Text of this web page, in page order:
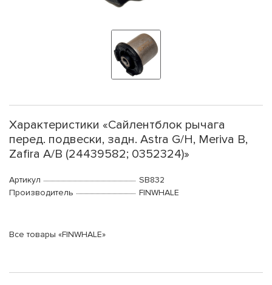
Характеристики «Сайлентблок рычага
перед. подвески, задн. Astra G/H, Meriva B,
Zafira A/B (24439582; 0352324)»
Артикул
SB832
Производитель
FINWHALE
Все товары «FINWHALE»